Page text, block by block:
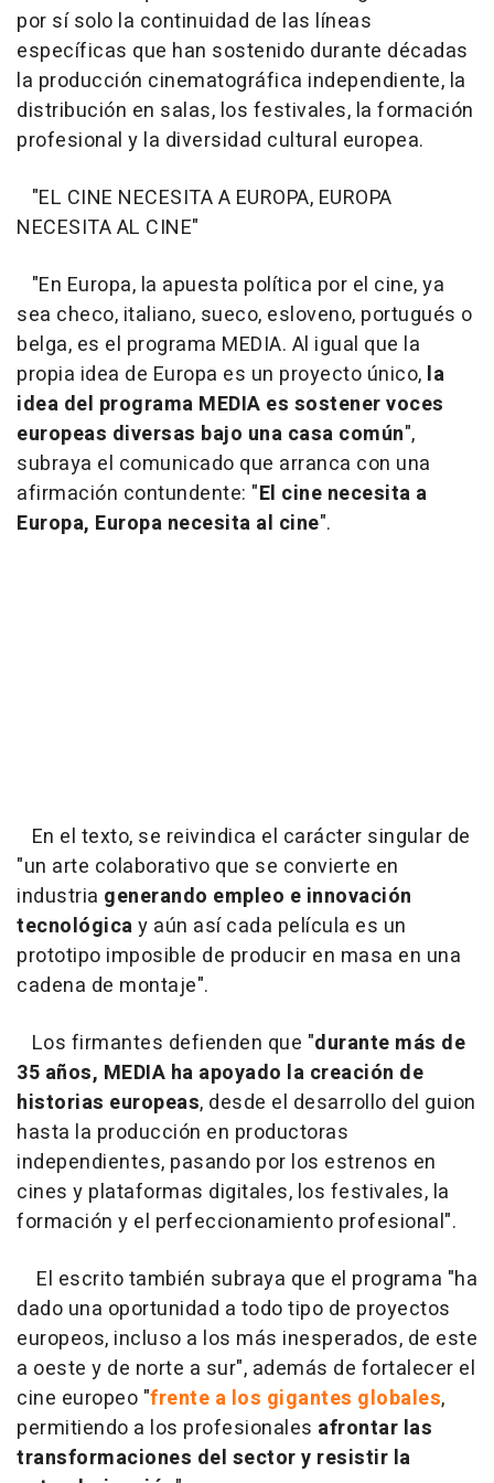
por sí solo la continuidad de las líneas
específicas que han sostenido durante décadas
la producción cinematográfica independiente, la
distribución en salas, los festivales, la formación
profesional y la diversidad cultural europea.
"EL CINE NECESITA A EUROPA, EUROPA
NECESITA AL CINE"
"En Europa, la apuesta política por el cine, ya
sea checo, italiano, sueco, esloveno, portugués o
belga, es el programa MEDIA. Al igual que la
propia idea de Europa es un proyecto único, la
idea del programa MEDIA es sostener voces
europeas diversas bajo una casa común",
subraya el comunicado que arranca con una
afirmación contundente: "El cine necesita a
Europa, Europa necesita al cine".
En el texto, se reivindica el carácter singular de
"un arte colaborativo que se convierte en
industria generando empleo e innovación
tecnológicay aún así cada película es un
prototipo imposible de producir en masa en una
cadena de montaje".
Los firmantes defienden que "durante más de
35 años, MEDIA ha apoyado la creación de
historias europeas, desde el desarrollo del guion
hasta la producción en productoras
independientes, pasando por los estrenos en
cines y plataformas digitales, los festivales, la
formación y el perfeccionamiento profesional".
El escrito también subraya que el programa "ha
dado una oportunidad a todo tipo de proyectos
europeos, incluso a los más inesperados, de este
a oeste y de norte a sur", además de fortalecer el
cine europeo "frente a los gigantes globales,
permitiendo a los profesionales afrontar las
transformaciones del sector y resistir la